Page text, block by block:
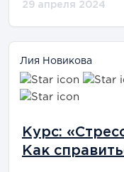
29 апреля 2024
Лия Новикова
Курс:
Как